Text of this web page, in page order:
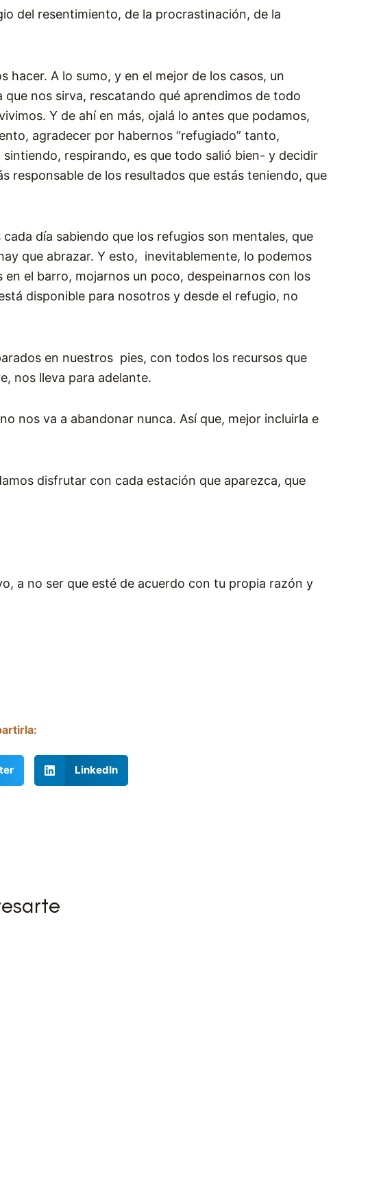
del resentimiento, de la procrastinación, de la
hacer. A lo sumo, y en el mejor de los casos, un
nos sirva, rescatando qué aprendimos de todo
Y de ahí en más, ojalá lo antes que podamos,
agradecer por habernos “refugiado” tanto,
respirando, es que todo salió bien- y decidir
responsable de los resultados que estás teniendo, que
día sabiendo que los refugios son mentales, que
que abrazar. Y esto, inevitablemente, lo podemos
el barro, mojarnos un poco, despeinarnos con los
disponible para nosotros y desde el refugio, no
en nuestros pies, con todos los recursos que
nos lleva para adelante.
nos va a abandonar nunca. Así que, mejor incluirla e
disfrutar con cada estación que aparezca, que
a no ser que esté de acuerdo con tu propia razón y
LinkedIn